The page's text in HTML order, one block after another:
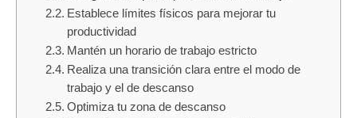
Establece límites físicos para mejorar tu
productividad
Mantén un horario de trabajo estricto
Realiza una transición clara entre el modo de
trabajo y el de descanso
Optimiza tu zona de descanso